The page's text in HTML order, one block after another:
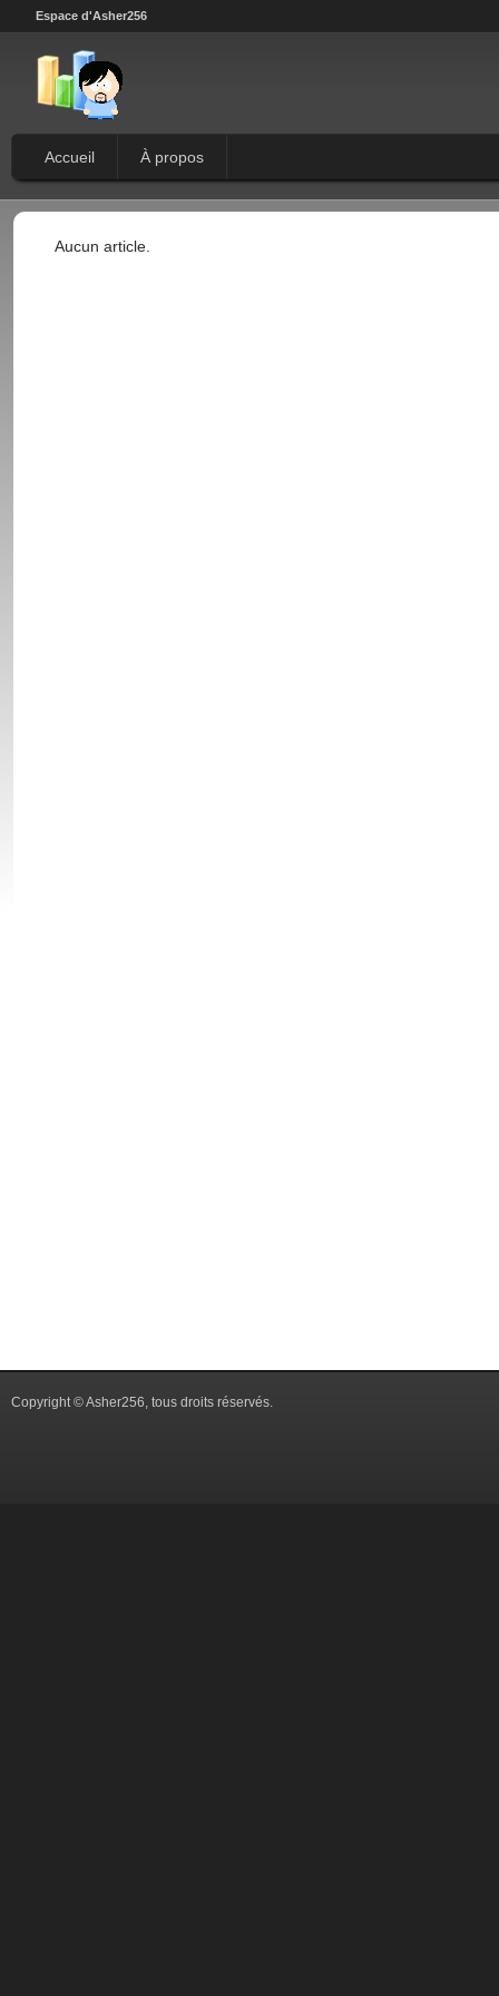
Espace d'Asher256
Accueil À propos
Aucun article.
Copyright © Asher256, tous droits réservés.